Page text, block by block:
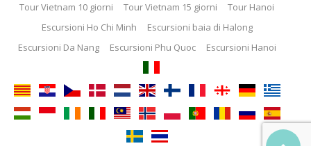
Tour Vietnam 10 giorni
Tour Vietnam 15 giorni
Tour Hanoi
Escursioni Ho Chi Minh
Escursioni baia di Halong
Escursioni Da Nang
Escursioni Phu Quoc Escursioni Hanoi